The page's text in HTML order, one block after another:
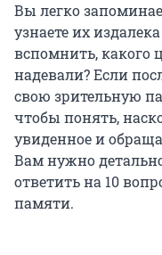
Вы легко
узнаете их
вспомнить, какого
надевали? Если
свою зрительную
чтобы понять,
увиденное и
Вам нужно
ответить на 10
памяти.